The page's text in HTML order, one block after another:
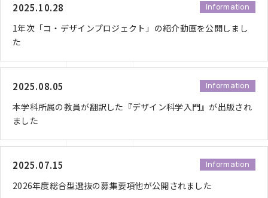
2025.10.28 Information
1年次「コ・デザインプロジェクト」の紹介動画を公開しまし
た
2025.08.05 Information
本学科所属の教員が翻訳した『デザイン科学入門』が出版され
ました
2025.07.15 Information
2026年度総合型選抜の募集要項他が公開されました